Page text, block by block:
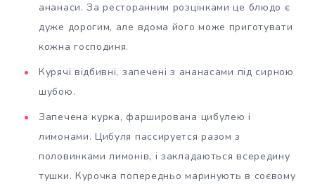
ананаси. За ресторанним розцінками це блюдо є
дуже дорогим, але вдома його може приготувати
кожна господиня.
Курячі відбивні, запечені з ананасами під сирною
шубою.
Запечена курка, фарширована цибулею і
лимонами. Цибуля пассируется разом з
половинками лимонів, і закладаються всередину
тушки. Курочка попередньо маринують в соєвому